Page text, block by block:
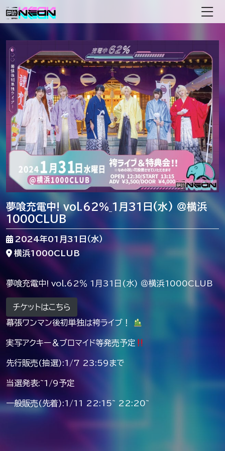
メインナビゲーション
夢喰充電中! vol.62％_1月31日(水) ＠横浜
1000CLUB
2024年01月31日（水）
横浜1000CLUB
夢喰充電中! vol.62％ 1月31日(水) ＠横浜1000CLUB
チケットはこちら
幕張ワンマン後初単独は袴ライブ！
実写アクキー＆ブロマイド等発売予定
先行販売(抽選):1/7 23:59まで
当選発表:~1/9予定
一般販売(先着):1/11 22:15~ 22:20~